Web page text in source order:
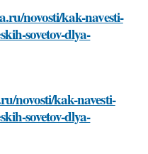
novosti/kak-navesti-
sovetov-dlya-
novosti/kak-navesti-
sovetov-dlya-